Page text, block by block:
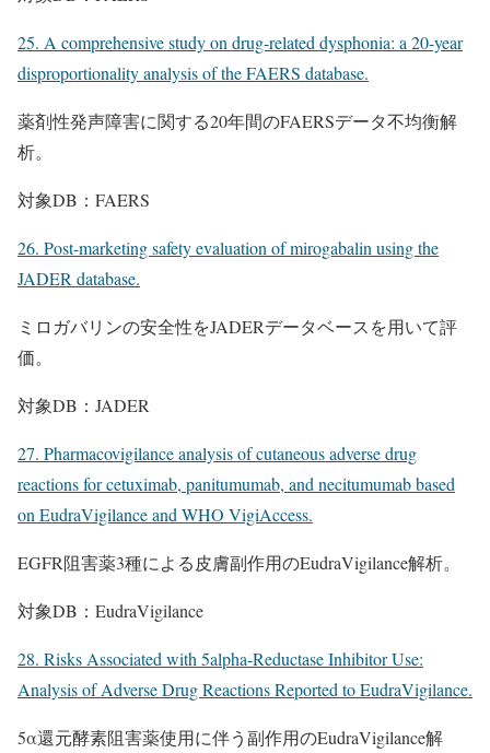
25. A comprehensive study on drug-related dysphonia: a 20-year
disproportionality analysis of the FAERS database.
薬剤性発声障害に関する20年間のFAERSデータ不均衡解
析。
対象DB：FAERS
26. Post-marketing safety evaluation of mirogabalin using the
JADER database.
ミロガバリンの安全性をJADERデータベースを用いて評
価。
対象DB：JADER
27. Pharmacovigilance analysis of cutaneous adverse drug
reactions for cetuximab, panitumumab, and necitumumab based
on EudraVigilance and WHO VigiAccess.
EGFR阻害薬3種による皮膚副作用のEudraVigilance解析。
対象DB：EudraVigilance
28. Risks Associated with 5alpha-Reductase Inhibitor Use:
Analysis of Adverse Drug Reactions Reported to EudraVigilance.
5α還元酵素阻害薬使用に伴う副作用のEudraVigilance解